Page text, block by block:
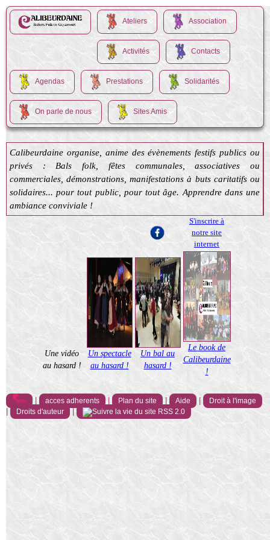
Ateliers Association
Activités Contacts
Agendas Prestations Solidarités
On parle de nous Sites Amis
Calibeurdaine organise, anime des évènements festifs publics ou
privés : Bals folk, fêtes communales, associatives ou
commerciales, démonstrations, manifestations à buts caritatifs ou
solidaires... pour tout public, pour tout âge. Apprendre dans une
ambiance conviviale !
S'inscrire à
notre site
internet
Une vidéo
au hasard !
Un spectacle
au hasard !
Un bal au
hasard !
Le book de
Calibeurdaine
!
acces adherents Plan du site Aide Droit à l'image
Droits d'auteur RSS 2.0